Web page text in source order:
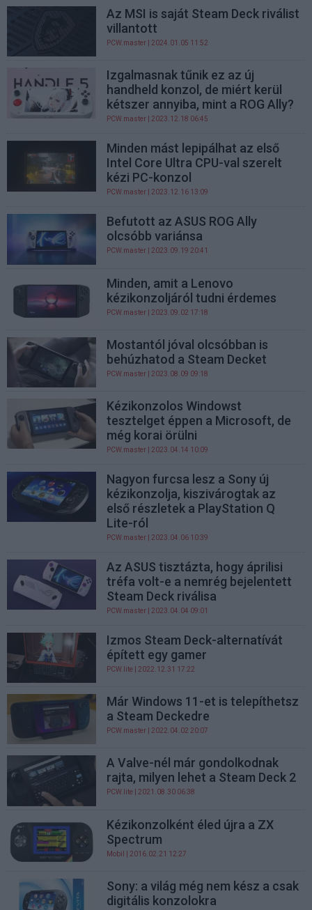
Az MSI is saját Steam Deck riválist
villantott
PCW.master | 2024.01.05 11:52
Izgalmasnak tűnik ez az új
handheld konzol, de miért kerül
kétszer annyiba, mint a ROG Ally?
PCW.master | 2023.12.18 06:45
Minden mást lepipálhat az első
Intel Core Ultra CPU-val szerelt
kézi PC-konzol
PCW.master | 2023.12.16 13:09
Befutott az ASUS ROG Ally
olcsóbb variánsa
PCW.master | 2023.09.19 20:41
Minden, amit a Lenovo
kézikonzoljáról tudni érdemes
PCW.master | 2023.09.02 17:18
Mostantól jóval olcsóbban is
behúzhatod a Steam Decket
PCW.master | 2023.08.09 09:18
Kézikonzolos Windowst
tesztelget éppen a Microsoft, de
még korai örülni
PCW.master | 2023.04.14 10:09
Nagyon furcsa lesz a Sony új
kézikonzolja, kiszivárogtak az
első részletek a PlayStation Q
Lite-ról
PCW.master | 2023.04.06 10:39
Az ASUS tisztázta, hogy áprilisi
tréfa volt-e a nemrég bejelentett
Steam Deck riválisa
PCW.master | 2023.04.04 09:01
Izmos Steam Deck-alternatívát
épített egy gamer
PCW.lite | 2022.12.31 17:22
Már Windows 11-et is telepíthetsz
a Steam Deckedre
PCW.master | 2022.04.02 20:07
A Valve-nél már gondolkodnak
rajta, milyen lehet a Steam Deck 2
PCW.lite | 2021.08.30 06:38
Kézikonzolként éled újra a ZX
Spectrum
Mobil | 2016.02.21 12:27
Sony: a világ még nem kész a csak
digitális konzolokra